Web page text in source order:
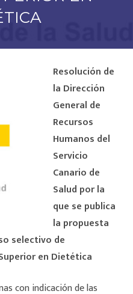
Resolución de
la Dirección
General de
Recursos
Humanos del
Servicio
Canario de
Salud por la
que se publica
la propuesta
selectivo de
en Dietética
con indicación de las